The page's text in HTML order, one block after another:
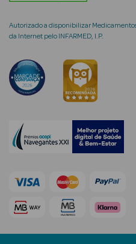
Rosto e
Ver Tudo
Cosmética
Hidratantes
envelhecimento
Autorizado a disponibilizar
da Internet pelo INFARMED, I.P.